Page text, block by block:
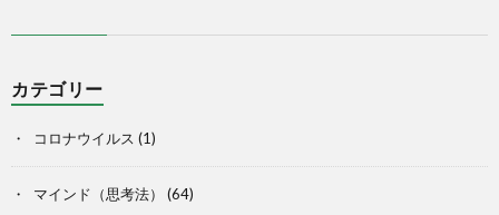
カテゴリー
コロナウイルス (1)
マインド（思考法） (64)